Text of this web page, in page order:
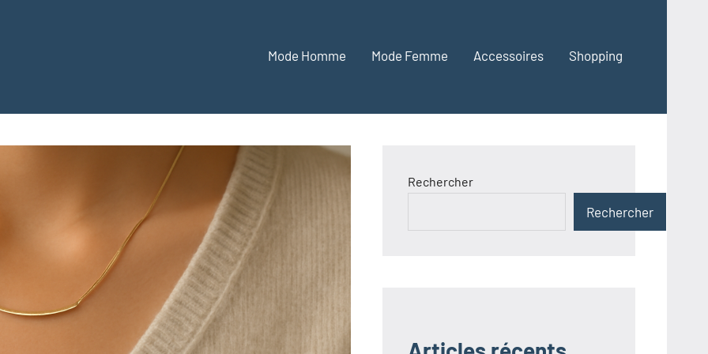
Mode Homme Mode Femme Accessoires Shopping
Rechercher
Rechercher